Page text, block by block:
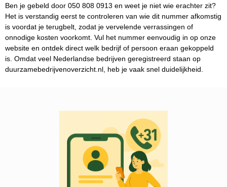
Ben je gebeld door 050 808 0913 en weet je niet wie erachter zit?
Het is verstandig eerst te controleren van wie dit nummer afkomstig
is voordat je terugbelt, zodat je vervelende verrassingen of
onnodige kosten voorkomt. Vul het nummer eenvoudig in op onze
website en ontdek direct welk bedrijf of persoon eraan gekoppeld
is. Omdat veel Nederlandse bedrijven geregistreerd staan op
duurzamebedrijvenoverzicht.nl, heb je vaak snel duidelijkheid.